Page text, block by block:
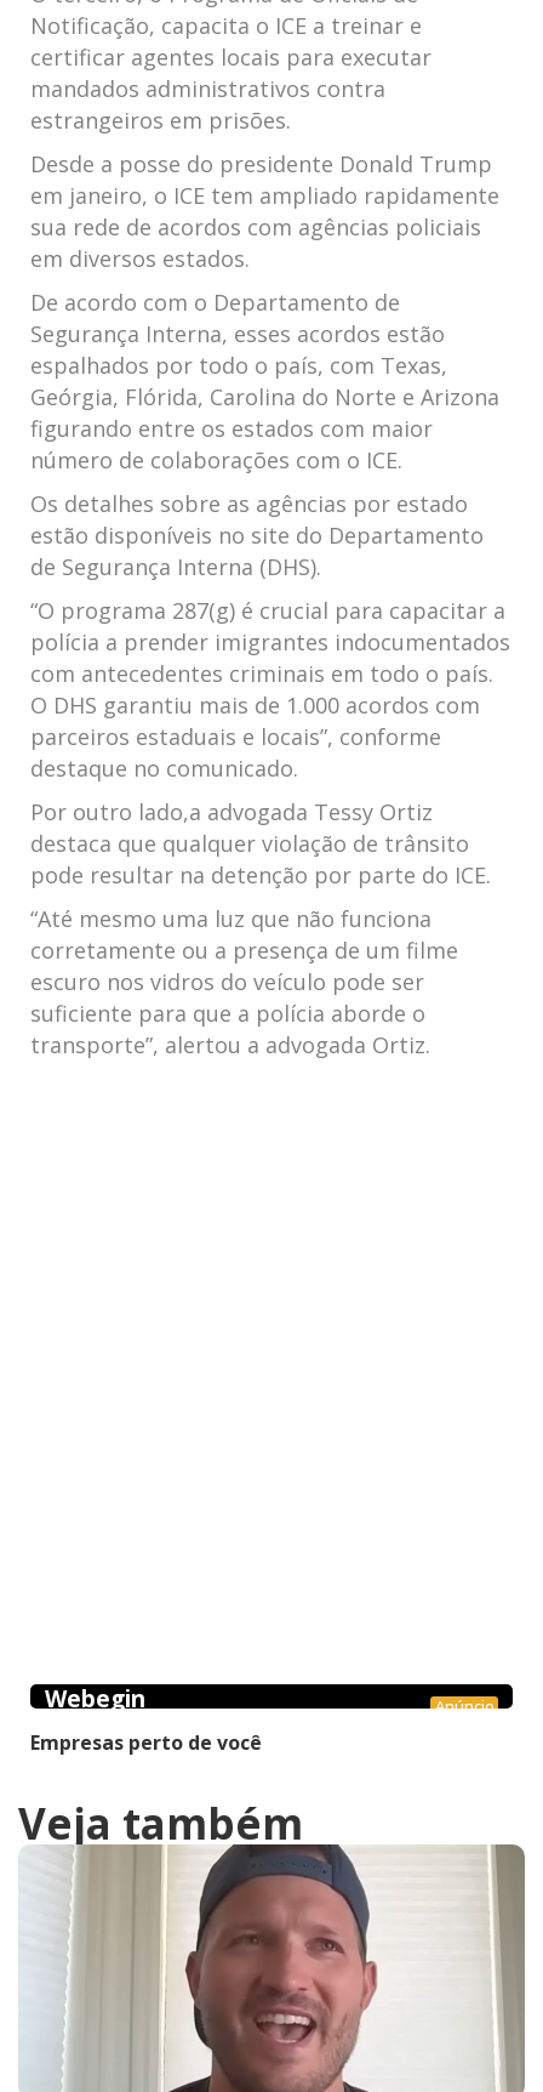
Notificação, capacita‍ o ICE a ⁣treinar e
certificar agentes ⁤locais para executar
mandados ⁤administrativos contra‍
estrangeiros em prisões.
Desde a posse do presidente Donald Trump
em janeiro,⁤ o ICE tem ampliado rapidamente
⁤sua rede de acordos com agências policiais
em diversos ⁣estados.
De acordo com o Departamento de
Segurança Interna,⁢ esses acordos estão
⁣espalhados por todo o⁣ país, com Texas,
Geórgia,​ Flórida, Carolina do Norte e Arizona
figurando entre os estados com maior
número de​ colaborações com o ICE.
Os ‍detalhes sobre​ as agências por‌ estado
estão disponíveis no site do Departamento
de Segurança Interna (DHS).
“O programa 287(g) é crucial para capacitar a
polícia a prender ⁢imigrantes indocumentados
com antecedentes criminais em todo o país.
O DHS ⁤garantiu mais⁢ de 1.000 acordos com
parceiros estaduais e locais”, conforme
destaque no comunicado.
Por outro lado,a advogada Tessy Ortiz
destaca que qualquer violação de ⁣trânsito
pode ‍resultar⁢ na detenção por parte do ICE.
“Até mesmo uma⁣ luz que não funciona
corretamente ou a presença de um⁤ filme⁤
escuro nos vidros do veículo pode ser
suficiente para que a polícia ⁣aborde o
transporte”, alertou a advogada Ortiz.
Anúncio
Webegin
Empresas perto de você
Veja também